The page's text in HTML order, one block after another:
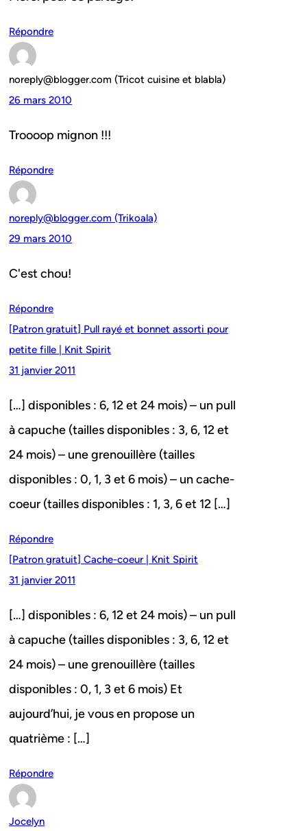
Répondre
noreply@blogger.com (Tricot cuisine et blabla)
26 mars 2010
Troooop mignon !!!
Répondre
noreply@blogger.com (Trikoala)
29 mars 2010
C'est chou!
Répondre
[Patron gratuit] Pull rayé et bonnet assorti pour
petite fille | Knit Spirit
31 janvier 2011
[…] disponibles : 6, 12 et 24 mois) – un pull
à capuche (tailles disponibles : 3, 6, 12 et
24 mois) – une grenouillère (tailles
disponibles : 0, 1, 3 et 6 mois) – un cache-
coeur (tailles disponibles : 1, 3, 6 et 12 […]
Répondre
[Patron gratuit] Cache-coeur | Knit Spirit
31 janvier 2011
[…] disponibles : 6, 12 et 24 mois) – un pull
à capuche (tailles disponibles : 3, 6, 12 et
24 mois) – une grenouillère (tailles
disponibles : 0, 1, 3 et 6 mois) Et
aujourd’hui, je vous en propose un
quatrième : […]
Répondre
Jocelyn